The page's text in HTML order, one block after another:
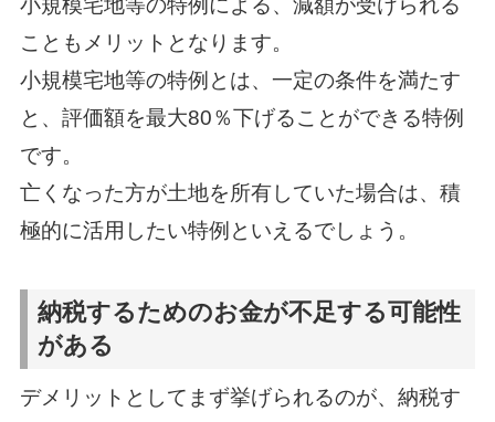
小規模宅地等の特例による、減額が受けられる
こともメリットとなります。
小規模宅地等の特例とは、一定の条件を満たす
と、評価額を最大80％下げることができる特例
です。
亡くなった方が土地を所有していた場合は、積
極的に活用したい特例といえるでしょう。
納税するためのお金が不足する可能性
がある
デメリットとしてまず挙げられるのが、納税す